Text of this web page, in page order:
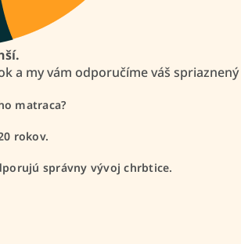
a my vám odporučíme váš
matraca?
rokov.
správny vývoj chrbtice.